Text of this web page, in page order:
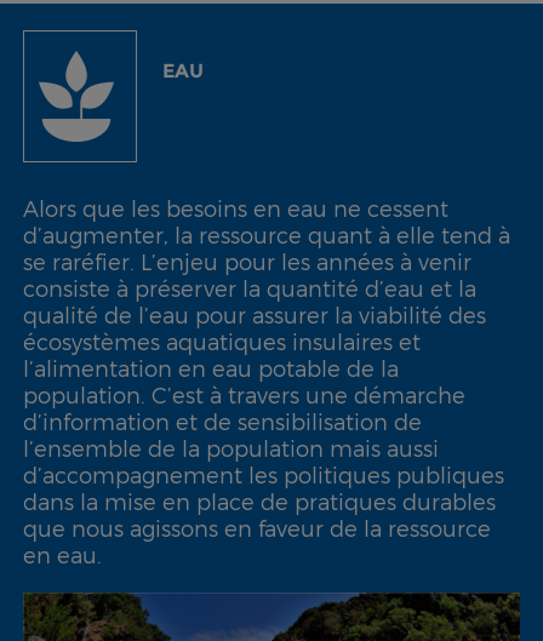
EAU
Alors que les besoins en eau ne cessent
d’augmenter, la ressource quant à elle tend à
se raréfier. L’enjeu pour les années à venir
consiste à préserver la quantité d’eau et la
qualité de l’eau pour assurer la viabilité des
écosystèmes aquatiques insulaires et
l’alimentation en eau potable de la
population. C’est à travers une démarche
d’information et de sensibilisation de
l’ensemble de la population mais aussi
d’accompagnement les politiques publiques
dans la mise en place de pratiques durables
que nous agissons en faveur de la ressource
en eau.